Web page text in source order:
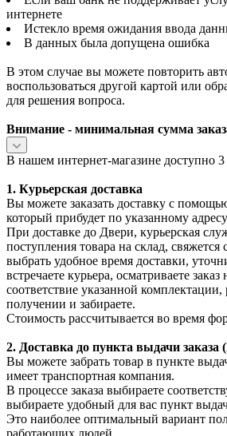
интернете
Истекло время ожидания ввода
В данных была допущена ошибка
В этом случае вы можете повторить
воспользоваться другой картой или
для решения вопроса.
Внимание - минимальная сумма
В нашем интернет-магазине доступно 3
1. Курьерская доставка
Вы можете заказать доставку с
который прибудет по указанному
При доставке до Двери, курьерская
поступления товара на склад,
выбрать удобное время доставки,
встречаете курьера, осматриваете заказ
соответствие указанной комплектации,
получении и забираете.
Стоимость рассчитывается во время
2. Доставка до пункта выдачи заказа
Вы можете забрать товар в пункте
имеет транспортная компания.
В процессе заказа выбираете
выбираете удобный для вас пункт
Это наиболее оптимальный вариант
работающих людей.